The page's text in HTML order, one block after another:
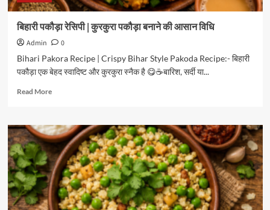
बिहारी पकौड़ा रेसिपी | कुरकुरा पकौड़ा बनाने की आसान विधि
Admin
0
Bihari Pakora Recipe | Crispy Bihar Style Pakoda Recipe:- बिहारी
पकौड़ा एक बेहद स्वादिष्ट और कुरकुरा स्नैक है 😋☕बारिश, सर्दी या...
Read MoreRead
बिहारी
पकौड़ा
रेसिपी
|
कुरकुरा
पकौड़ा
बनाने
की